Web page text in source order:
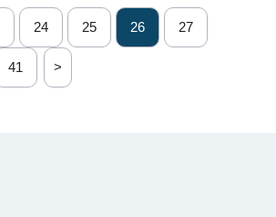
24 25 26 27
41 >